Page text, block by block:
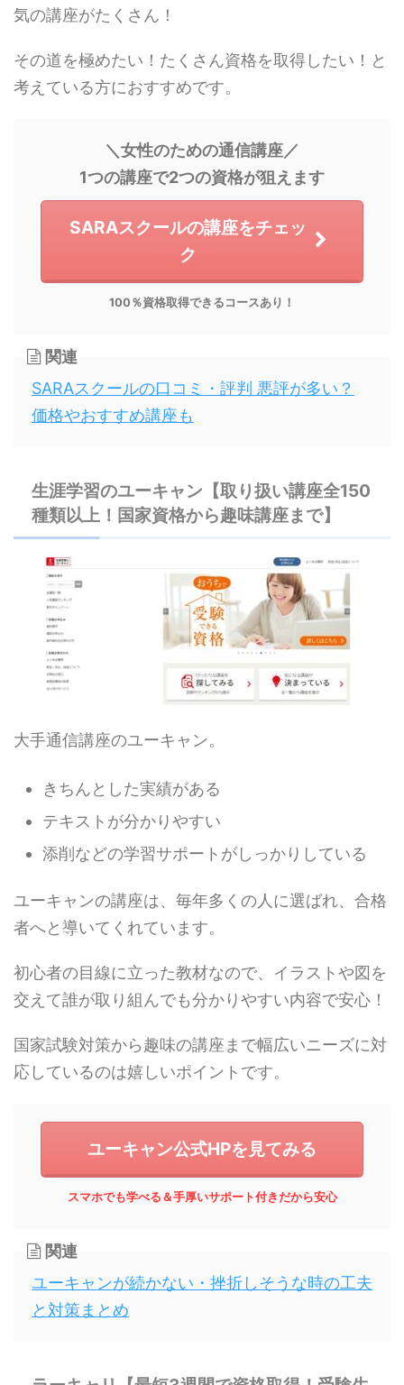
気の講座がたくさん！
その道を極めたい！たくさん資格を取得したい！と
考えている方におすすめです。
＼女性のための通信講座／
1つの講座で2つの資格が狙えます
SARAスクールの講座をチェッ
ク
100％資格取得できるコースあり！
関連
SARAスクールの口コミ・評判 悪評が多い？
価格やおすすめ講座も
生涯学習のユーキャン【取り扱い講座全150
種類以上！国家資格から趣味講座まで】
大手通信講座のユーキャン。
きちんとした実績がある
テキストが分かりやすい
添削などの学習サポートがしっかりしている
ユーキャンの講座は、毎年多くの人に選ばれ、合格
者へと導いてくれています。
初心者の目線に立った教材なので、イラストや図を
交えて誰が取り組んでも分かりやすい内容で安心！
国家試験対策から趣味の講座まで幅広いニーズに対
応しているのは嬉しいポイントです。
ユーキャン公式HPを見てみる
スマホでも学べる＆手厚いサポート付きだから安心
関連
ユーキャンが続かない・挫折しそうな時の工夫
と対策まとめ